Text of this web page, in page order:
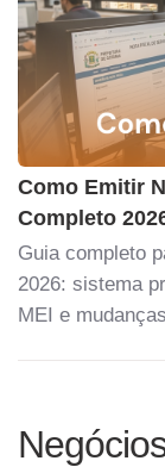
Como Emitir
Completo
Guia completo
2026: sistema
MEI e